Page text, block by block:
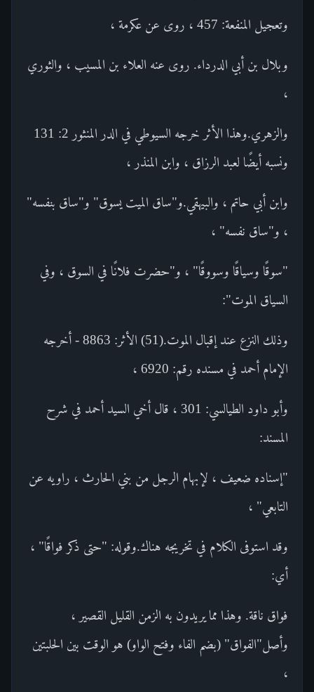
وتعجيل المنفعة: 457 ، روى عن عكرمة ،
وبلال بن أبي الدرداء. روى عنه العلاء بن المسيب ، والثوري
،
والزهري.وهذا الأثر خرجه السيوطي في الدر المنثور 2: 131
ونسبه أيضًا لعبد الرزاق ، وابن المنذر ،
وابن أبي حاتم ، والبيهقي.و"ساق الميت يسوق" و"ساق بنفسه"
، و"ساق نفسه" ،
"سوقًا وسياقًا وسووقًا" ، و"حضرت فلانًا في السوق ، وفي
السياق الموت":
وذلك النزع عند إقبال الموت.(51) الأثر: 8863 - أخرجه
الإمام أحمد في مسنده رقم: 6920 ،
وأبو داود الطيالسي: 301 ، قال أخي السيد أحمد في شرح
المسند:
"إسناده ضعيف ، لإبهام الرجل من بني الحارث ، راويه عن
التابعي" ،
وقد استوفى الكلام في تخريجه هناك.وقوله: "حتى ذكر فواقًا" ،
أي:
فواق ناقة. وهذا مما يريدون به الزمن القليل القصير ،
وأصل"الفواق" (بضم الفاء وفتح الواو) هو الوقت بين الحلبتين
،